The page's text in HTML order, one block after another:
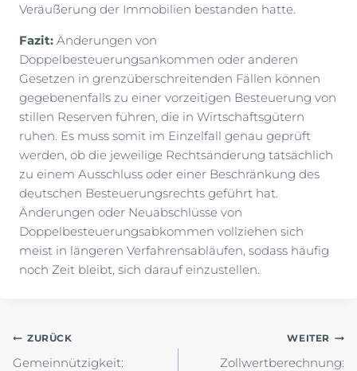
Veräußerung der Immobilien bestanden hatte.
Fazit: Änderungen von
Doppelbesteuerungsankommen oder anderen
Gesetzen in grenzüberschreitenden Fällen können
gegebenenfalls zu einer vorzeitigen Besteuerung von
stillen Reserven führen, die in Wirtschaftsgütern
ruhen. Es muss somit im Einzelfall genau geprüft
werden, ob die jeweilige Rechtsänderung tatsächlich
zu einem Ausschluss oder einer Beschränkung des
deutschen Besteuerungsrechts geführt hat.
Änderungen oder Neuabschlüsse von
Doppelbesteuerungsabkommen vollziehen sich
meist in längeren Verfahrensabläufen, sodass häufig
noch Zeit bleibt, sich darauf einzustellen.
Beitragsnavigation
ZURÜCK
Gemeinnützigkeit:
WEITER
Zollwertberechnung: